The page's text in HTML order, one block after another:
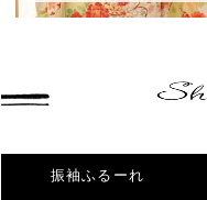
振袖ふるーれ